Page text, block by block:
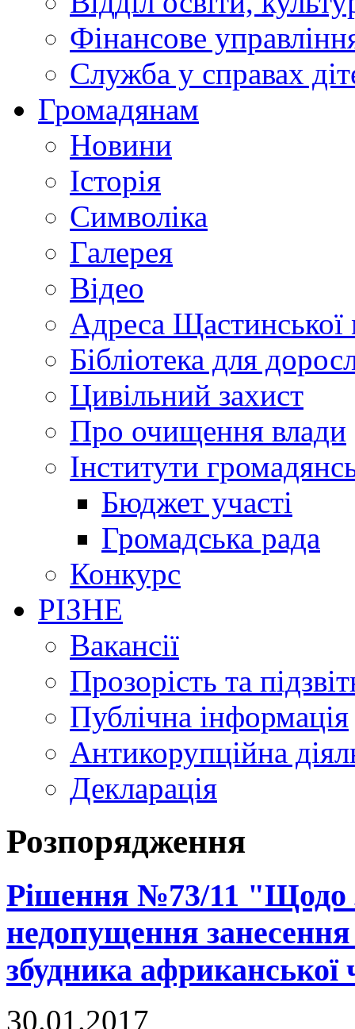
Фінансове
Служба у справах
Громадянам
Новини
Історія
Символіка
Галерея
Відео
Адреса Щастинської
Бібліотека для
Цивільний захист
Про очищення влади
Інститути
Бюджет участі
Громадська рада
Конкурс
РІЗНЕ
Вакансії
Прозорість та
Публічна інформація
Антикорупційна
Декларація
Розпорядження
Рішення №73/11 "Щодо
недопущення
збудника
30.01.2017